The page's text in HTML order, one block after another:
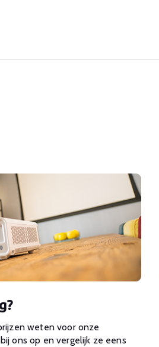
weten voor onze
ons op en vergelijk ze eens